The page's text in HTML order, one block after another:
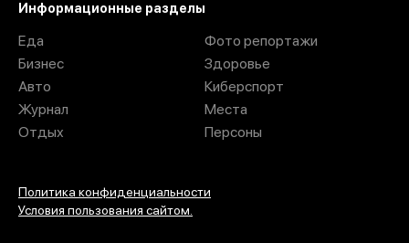
Информационные разделы
Еда
Бизнес
Авто
Журнал
Отдых
Фото репортажи
Здоровье
Киберспорт
Места
Персоны
Политика конфиденциальности
Условия пользования сайтом.